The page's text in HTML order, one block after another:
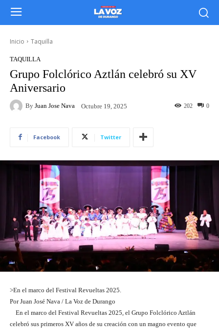
Inicio Taquilla
TAQUILLA
Grupo Folclórico Aztlán celebró su XV
Aniversario
By Juan Jose Nava Octubre 19, 2025 0
202
Facebook Twitter
>En el marco del Festival Revueltas 2025.
Por Juan José Nava / La Voz de Durango
En el marco del Festival Revueltas 2025, el Grupo Folclórico Aztlán
celebró sus primeros XV años de su creación con un magno evento que